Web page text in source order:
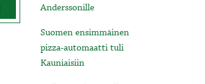
Anderssonille
Suomen ensimmäinen
pizza-automaatti tuli
Kauniaisiin